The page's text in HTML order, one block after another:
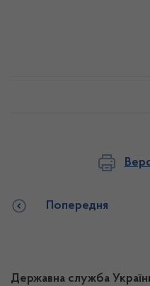
Попередня
Державна служба